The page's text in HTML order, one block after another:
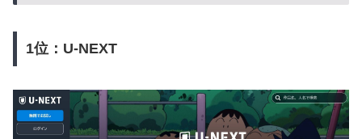
1位：U-NEXT